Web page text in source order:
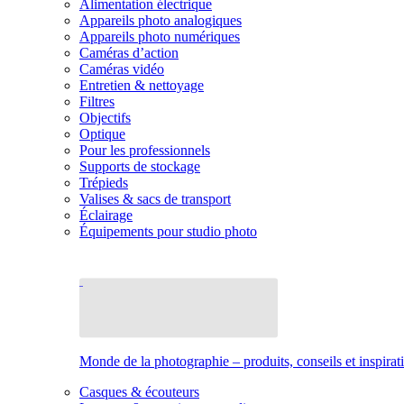
Alimentation électrique
Appareils photo analogiques
Appareils photo numériques
Caméras d’action
Caméras vidéo
Entretien & nettoyage
Filtres
Objectifs
Optique
Pour les professionnels
Supports de stockage
Trépieds
Valises & sacs de transport
Éclairage
Équipements pour studio photo
Monde de la photographie – produits, conseils et
Casques & écouteurs